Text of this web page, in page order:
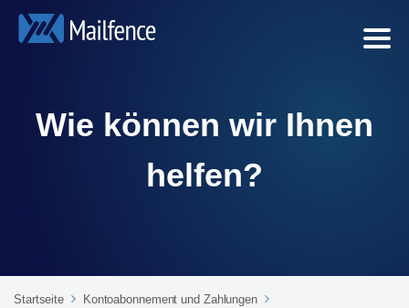
Wie können wir Ihnen
helfen?
Startseite
Kontoabonnement und Zahlungen